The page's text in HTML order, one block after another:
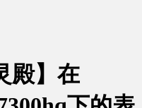
殿】在